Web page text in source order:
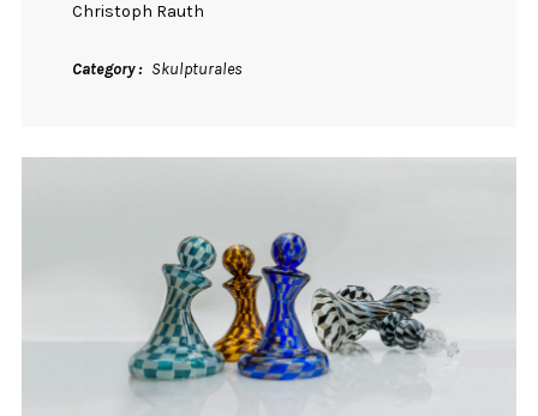
Christoph Rauth
Category Skulpturales